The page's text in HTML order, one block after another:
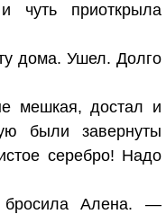
чуть приоткрыла
дома. Ушел. Долго
мешкая, достал и
были завернуты
серебро! Надо
Алена. —